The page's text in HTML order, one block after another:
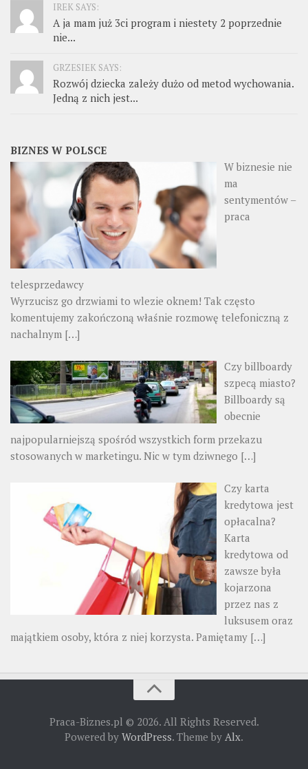
IREK SAYS:
A ja mam już 3ci program i niestety 2 poprzednie
nie...
GRZESIEK SAYS:
Rozwój dziecka zależy dużo od metod wychowania.
Jedną z nich jest...
BIZNES W POLSCE
W biznesie nie
ma
sentymentów –
praca
telesprzedawcy
Wyrzucisz go drzwiami to wlezie oknem! Tak często
komentujemy zakończoną właśnie rozmowę telefoniczną z
nachalnym […]
Czy billboardy
szpecą miasto?
Billboardy są
obecnie
najpopularniejszą spośród wszystkich form przekazu
stosowanych w marketingu. Nic w tym dziwnego […]
Czy karta
kredytowa jest
opłacalna?
Karta
kredytowa od
zawsze była
kojarzona
przez nas z
luksusem oraz
majątkiem osoby, która z niej korzysta. Pamiętamy […]
Praca-Biznes.pl © 2026. All Rights Reserved.
Powered by WordPress. Theme by Alx.